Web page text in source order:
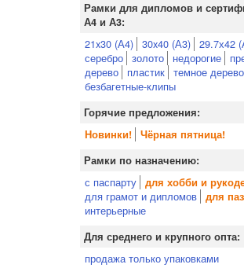
Рамки для дипломов и
А4 и А3:
21x30 (А4) 30x40 (А3) 29.7х42
серебро золото недорогие
дерево
пластик темное дерево
безбагетные-клипы
Горячие предложения:
Новинки!
Чёрная пятница!
Рамки по назначению:
с паспарту для хобби и
для грамот и дипломов для
интерьерные
Для среднего и крупного опта:
продажа только упаковками